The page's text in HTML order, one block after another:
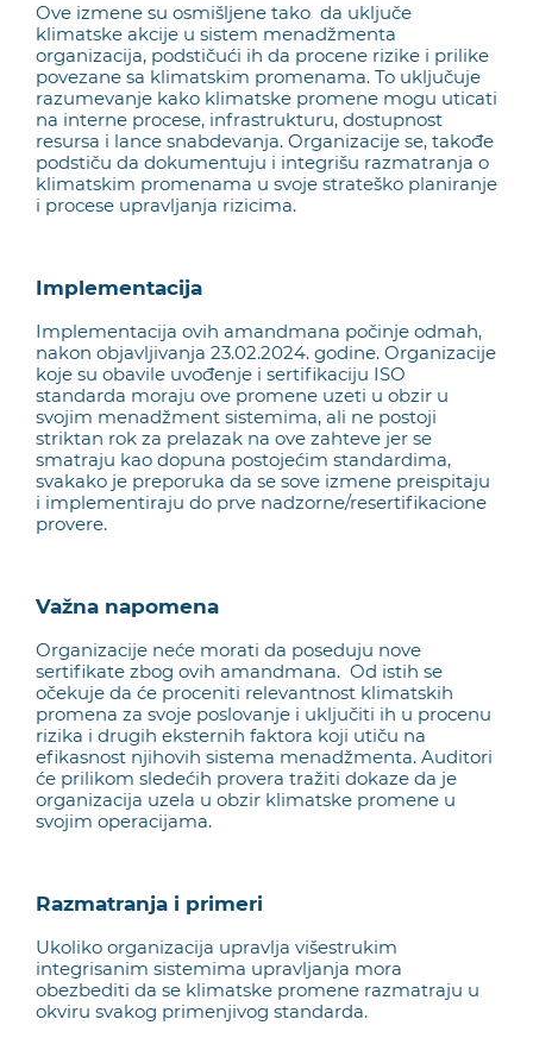
Ove izmene su osmišljene tako da uključe
klimatske akcije u sistem menadžmenta
organizacija, podstičući ih da procene rizike i prilike
povezane sa klimatskim promenama. To uključuje
razumevanje kako klimatske promene mogu uticati
na interne procese, infrastrukturu, dostupnost
resursa i lance snabdevanja. Organizacije se, takođe
podstiču da dokumentuju i integrišu razmatranja o
klimatskim promenama u svoje strateško planiranje
i procese upravljanja rizicima.
Implementacija
Implementacija ovih amandmana počinje odmah,
nakon objavljivanja 23.02.2024. godine. Organizacije
koje su obavile uvođenje i sertifikaciju ISO
standarda moraju ove promene uzeti u obzir u
svojim menadžment sistemima, ali ne postoji
striktan rok za prelazak na ove zahteve jer se
smatraju kao dopuna postojećim standardima,
svakako je preporuka da se sove izmene preispitaju
i implementiraju do prve nadzorne/resertifikacione
provere.
Važna napomena
Organizacije neće morati da poseduju nove
sertifikate zbog ovih amandmana. Od istih se
očekuje da će proceniti relevantnost klimatskih
promena za svoje poslovanje i uključiti ih u procenu
rizika i drugih eksternih faktora koji utiču na
efikasnost njihovih sistema menadžmenta. Auditori
će prilikom sledećih provera tražiti dokaze da je
organizacija uzela u obzir klimatske promene u
svojim operacijama.
Razmatranja i primeri
Ukoliko organizacija upravlja višestrukim
integrisanim sistemima upravljanja mora
obezbediti da se klimatske promene razmatraju u
okviru svakog primenjivog standarda.